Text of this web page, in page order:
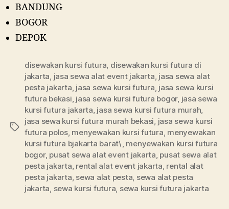
BANDUNG
BOGOR
DEPOK
Tags
disewakan kursi futura, disewakan kursi futura di
jakarta, jasa sewa alat event jakarta, jasa sewa alat
pesta jakarta, jasa sewa kursi futura, jasa sewa kursi
futura bekasi, jasa sewa kursi futura bogor, jasa sewa
kursi futura jakarta, jasa sewa kursi futura murah,
jasa sewa kursi futura murah bekasi, jasa sewa kursi
futura polos, menyewakan kursi futura, menyewakan
kursi futura bjakarta barat\, menyewakan kursi futura
bogor, pusat sewa alat event jakarta, pusat sewa alat
pesta jakarta, rental alat event jakarta, rental alat
pesta jakarta, sewa alat pesta, sewa alat pesta
jakarta, sewa kursi futura, sewa kursi futura jakarta